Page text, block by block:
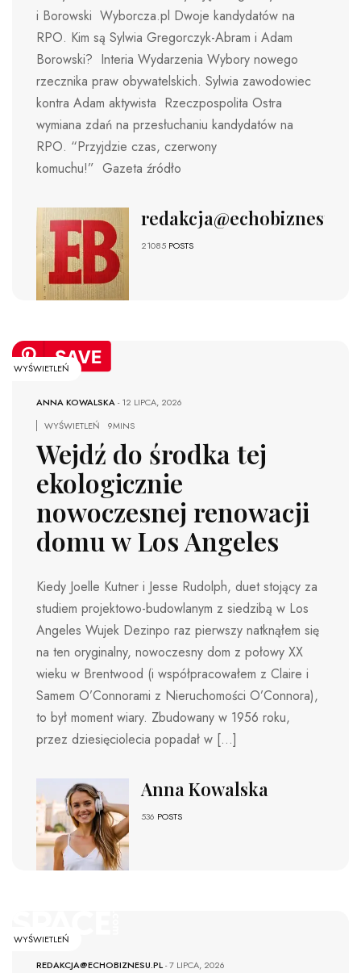
i Borowski Wyborcza.pl Dwoje kandydatów na
RPO. Kim są Sylwia Gregorczyk-Abram i Adam
Borowski? Interia Wydarzenia Wybory nowego
rzecznika praw obywatelskich. Sylwia zawodowiec
kontra Adam aktywista Rzeczpospolita Ostra
wymiana zdań na przesłuchaniu kandydatów na
RPO. “Przyjdzie czas, czerwony
komuchu!” Gazeta źródło
redakcja@echobiznesu.pl
21085 POSTS
WYŚWIETLEŃ
ANNA KOWALSKA-12 LIPCA, 2026
WYŚWIETLEŃ
9MINS
Wejdź do środka tej
ekologicznie
nowoczesnej renowacji
domu w Los Angeles
Kiedy Joelle Kutner i Jesse Rudolph, duet stojący za
studiem projektowo-budowlanym z siedzibą w Los
Angeles Wujek Dezinpo raz pierwszy natknąłem się
na ten oryginalny, nowoczesny dom z połowy XX
wieku w Brentwood (i współpracowałem z Claire i
Samem O’Connorami z Nieruchomości O’Connora),
to był moment wiary. Zbudowany w 1956 roku,
przez dziesięciolecia popadał w […]
Anna Kowalska
536 POSTS
WYŚWIETLEŃ
REDAKCJA@ECHOBIZNESU.PL-7 LIPCA, 2026